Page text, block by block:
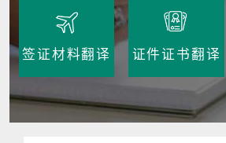
签证材料翻译 证件证书翻译